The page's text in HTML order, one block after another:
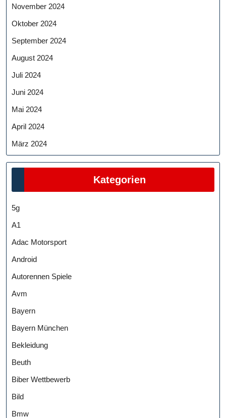
November 2024
Oktober 2024
September 2024
August 2024
Juli 2024
Juni 2024
Mai 2024
April 2024
März 2024
Kategorien
5g
A1
Adac Motorsport
Android
Autorennen Spiele
Avm
Bayern
Bayern München
Bekleidung
Beuth
Biber Wettbewerb
Bild
Bmw